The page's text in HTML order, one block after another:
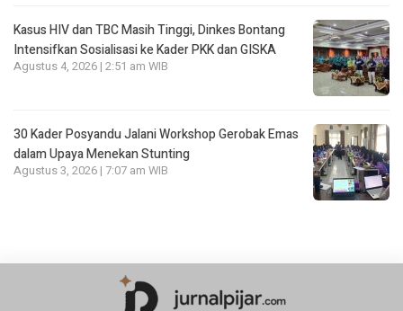
Kasus HIV dan TBC Masih Tinggi, Dinkes Bontang
Intensifkan Sosialisasi ke Kader PKK dan GISKA
Agustus 4, 2026 | 2:51 am WIB
30 Kader Posyandu Jalani Workshop Gerobak Emas
dalam Upaya Menekan Stunting
Agustus 3, 2026 | 7:07 am WIB